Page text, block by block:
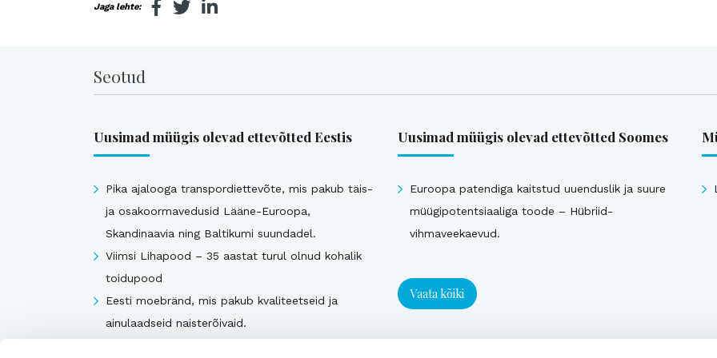
Jaga lehte:
Seotud
Uusimad müügis olevad ettevõtted Eestis
Pika ajalooga transpordiettevõte, mis pakub täis-
ja osakoormavedusid Lääne-Euroopa,
Skandinaavia ning Baltikumi suundadel.
Viimsi Lihapood – 35 aastat turul olnud kohalik
toidupood
Eesti moebränd, mis pakub kvaliteetseid ja
ainulaadseid naisterõivaid.
Uusimad müügis olevad ettevõtted Soomes
Euroopa patendiga kaitstud uuenduslik ja suure
müügipotentsiaaliga toode – Hübriid-
vihmaveekaevud.
Vaata kõiki